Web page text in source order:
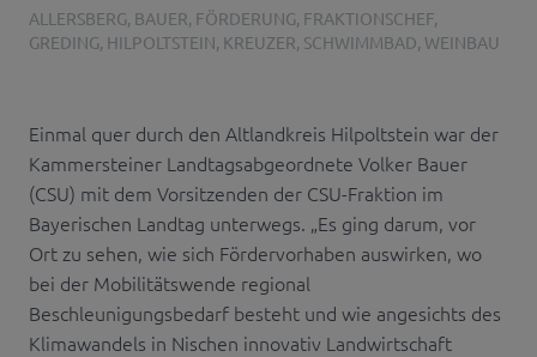
ALLERSBERG, BAUER, FÖRDERUNG, FRAKTIONSCHEF,
GREDING, HILPOLTSTEIN, KREUZER, SCHWIMMBAD, WEINBAU
Einmal quer durch den Altlandkreis Hilpoltstein war der
Kammersteiner Landtagsabgeordnete Volker Bauer
(CSU) mit dem Vorsitzenden der CSU-Fraktion im
Bayerischen Landtag unterwegs. „Es ging darum, vor
Ort zu sehen, wie sich Fördervorhaben auswirken, wo
bei der Mobilitätswende regional
Beschleunigungsbedarf besteht und wie angesichts des
Klimawandels in Nischen innovativ Landwirtschaft